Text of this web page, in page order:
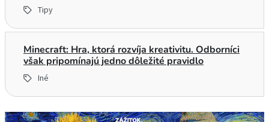
Tipy
Minecraft: Hra, ktorá rozvíja kreativitu. Odborníci
však pripomínajú jedno dôležité pravidlo
Iné